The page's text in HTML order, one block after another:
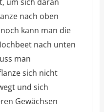
nach oben
kann man die
nach unten
man
sich nicht
und sich
Gewächsen